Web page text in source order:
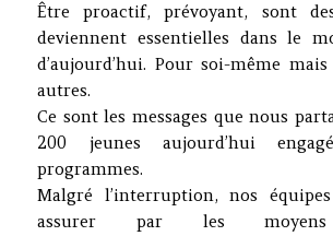
Être proactif, prévoyant, sont
deviennent essentielles dans le
d’aujourd’hui. Pour soi-même
autres.
Ce sont les messages que nous
200 jeunes aujourd’hui
programmes.
Malgré l’interruption, nos
assurer par les moyens